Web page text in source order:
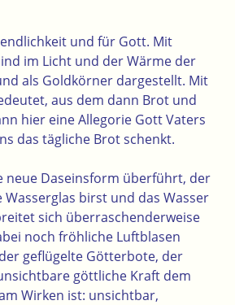
und für Gott. Mit
im Licht und der Wärme der
als Goldkörner dargestellt. Mit
aus dem dann Brot und
hier eine Allegorie Gott Vaters
das tägliche Brot schenkt.
neue Daseinsform überführt, der
birst und das Wasser
sich überraschenderweise
noch fröhliche Luftblasen
geflügelte Götterbote, der
göttliche Kraft dem
Wirken ist: unsichtbar,